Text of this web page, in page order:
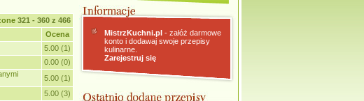
321 - 360 z 466
Ocena
5.00 (1)
0.00 (0)
5.00 (1)
5.00 (3)
MistrzKuchni.pl- załóż darmowe
konto i dodawaj swoje przepisy
kulinarne.
Zarejestruj się